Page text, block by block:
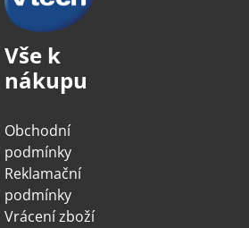
Vše k
nákupu
Obchodní
podmínky
Reklamační
podmínky
Vrácení zboží